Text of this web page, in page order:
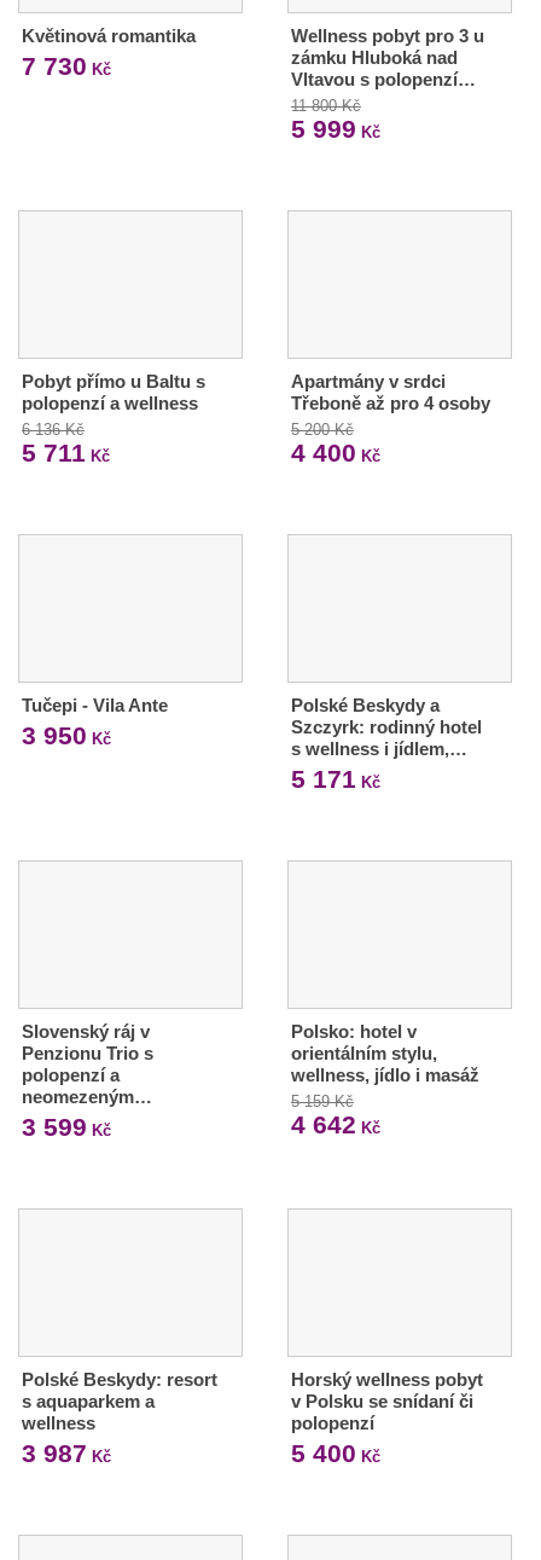
Květinová romantika
7 730 Kč
Wellness pobyt pro 3 u
zámku Hluboká nad
Vltavou s polopenzí…
11 800 Kč
5 999 Kč
Pobyt přímo u Baltu s
polopenzí a wellness
6 136 Kč
5 711 Kč
Apartmány v srdci
Třeboně až pro 4 osoby
5 200 Kč
4 400 Kč
Tučepi - Vila Ante
3 950 Kč
Polské Beskydy a
Szczyrk: rodinný hotel
s wellness i jídlem,…
5 171 Kč
Slovenský ráj v
Penzionu Trio s
polopenzí a
neomezeným…
3 599 Kč
Polsko: hotel v
orientálním stylu,
wellness, jídlo i masáž
5 159 Kč
4 642 Kč
Polské Beskydy: resort
s aquaparkem a
wellness
3 987 Kč
Horský wellness pobyt
v Polsku se snídaní či
polopenzí
5 400 Kč